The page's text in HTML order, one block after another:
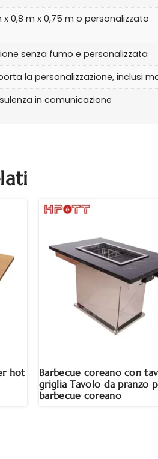
x 0,8 m x 0,75 m o personalizzato
senza fumo e personalizzata
la personalizzazione, inclusi
in comunicazione
hot
Barbecue coreano con
griglia Tavolo da pranzo
barbecue coreano